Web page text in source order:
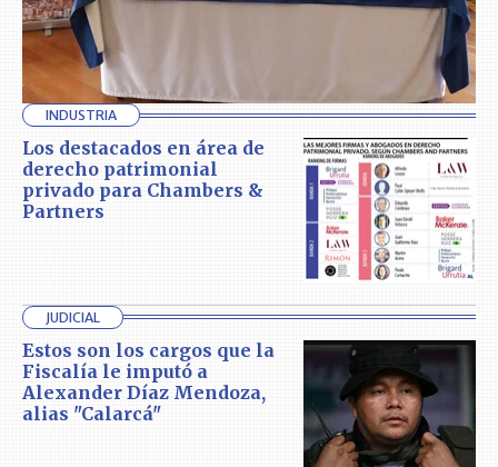
INDUSTRIA
Los destacados en área de
derecho patrimonial
privado para Chambers &
Partners
JUDICIAL
Estos son los cargos que la
Fiscalía le imputó a
Alexander Díaz Mendoza,
alias "Calarcá"